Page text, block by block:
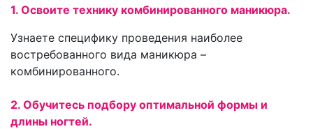
1. Освоите технику комбинированного маникюра.
Узнаете специфику проведения наиболее
востребованного вида маникюра –
комбинированного.
2. Обучитесь подбору оптимальной формы и
длины ногтей.